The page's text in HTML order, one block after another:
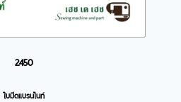
2450
ใบมีดแบรนไนท์